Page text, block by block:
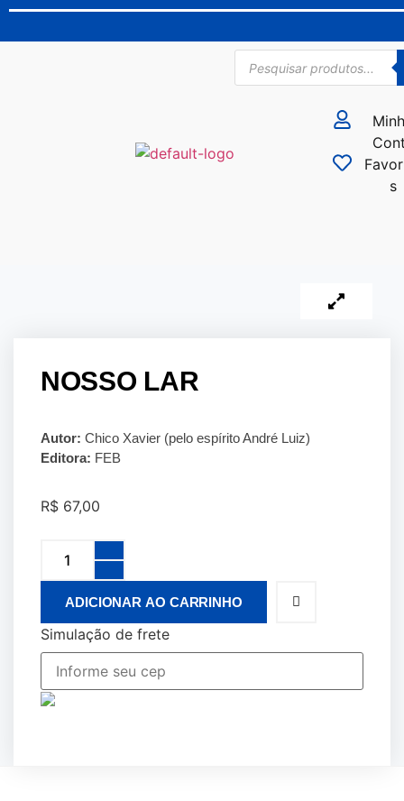
s
NOSSO LAR
Autor: Chico Xavier (pelo espírito André Luiz)
Editora: FEB
R$ 67,00
ADICIONAR AO CARRINHO
Simulação de frete